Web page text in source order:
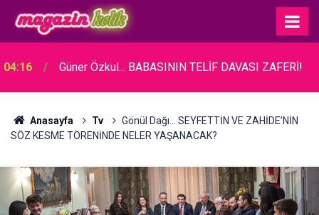
04:16 Güner Özkul... BABASININ TELİF DAVASI ZAFERİ!
Anasayfa Tv
Gönül Dağı... SEYFETTİN VE ZAHİDE’NİN
SÖZ KESME TÖRENİNDE NELER YAŞANACAK?